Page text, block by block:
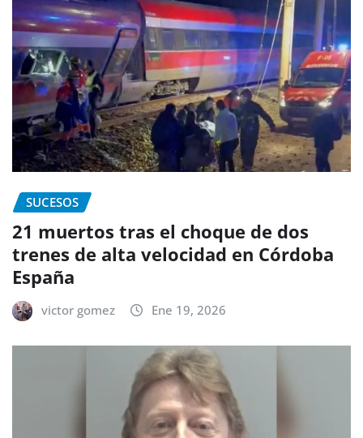
SUCESOS
21 muertos tras el choque de dos
trenes de alta velocidad en Córdoba
España
victor gomez Ene 19, 2026